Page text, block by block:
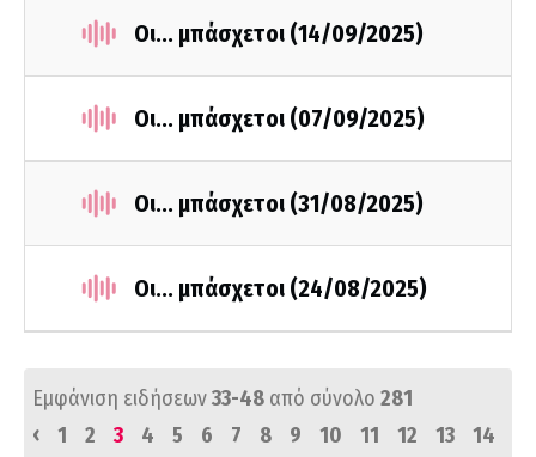
Οι... μπάσχετοι (14/09/2025)
Οι... μπάσχετοι (07/09/2025)
Οι... μπάσχετοι (31/08/2025)
Οι... μπάσχετοι (24/08/2025)
Εμφάνιση ειδήσεων33-48 από σύνολο 281
‹
1 2 3 4 5 6 7 8 9 10 11 12 13
14